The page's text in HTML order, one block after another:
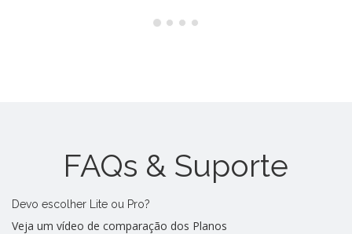
FAQs & Suporte
Devo escolher Lite ou Pro?
Veja um vídeo de comparação dos Planos